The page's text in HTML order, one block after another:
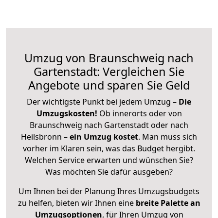
Umzug von Braunschweig nach
Gartenstadt: Vergleichen Sie
Angebote und sparen Sie Geld
Der wichtigste Punkt bei jedem Umzug – Die
Umzugskosten! Ob innerorts oder von
Braunschweig nach Gartenstadt oder nach
Heilsbronn –ein Umzug kostet. Man muss sich
vorher im Klaren sein, was das Budget hergibt.
Welchen Service erwarten und wünschen Sie?
Was möchten Sie dafür ausgeben?
Um Ihnen bei der Planung Ihres Umzugsbudgets
zu helfen, bieten wir Ihnen eine breite Palette an
Umzugsoptionen, für Ihren Umzug von